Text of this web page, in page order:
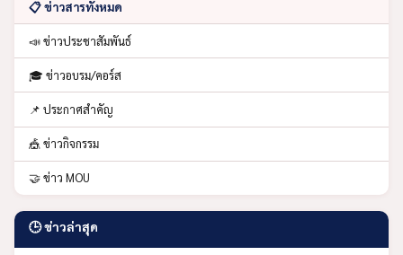
📋 ข่าวสารทั้งหมด
📣 ข่าวประชาสัมพันธ์
🎓 ข่าวอบรม/คอร์ส
📌 ประกาศสำคัญ
🎪 ข่าวกิจกรรม
🤝 ข่าว MOU
🕒 ข่าวล่าสุด